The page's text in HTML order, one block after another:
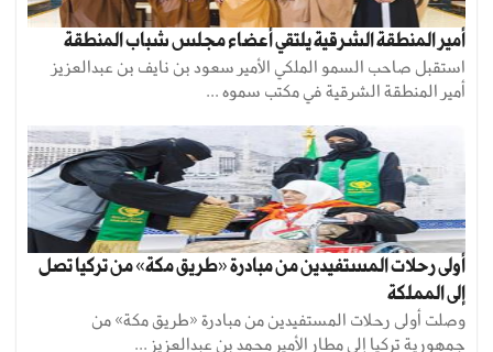
أمير المنطقة الشرقية يلتقي أعضاء مجلس شباب المنطقة
استقبل صاحب السمو الملكي الأمير سعود بن نايف بن عبدالعزيز
أمير المنطقة الشرقية في مكتب سموه ...
أولى رحلات المستفيدين من مبادرة «طريق مكة» من تركيا تصل
إلى المملكة
وصلت أولى رحلات المستفيدين من مبادرة «طريق مكة» من
جمهورية تركيا إلى مطار الأمير محمد بن عبدالعزيز ...